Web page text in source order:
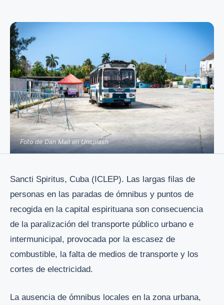
Foto de Dan Mall en Unsplash
Sancti Spiritus, Cuba (ICLEP). Las largas filas de
personas en las paradas de ómnibus y puntos de
recogida en la capital espirituana son consecuencia
de la paralización del transporte público urbano e
intermunicipal, provocada por la escasez de
combustible, la falta de medios de transporte y los
cortes de electricidad.
La ausencia de ómnibus locales en la zona urbana,